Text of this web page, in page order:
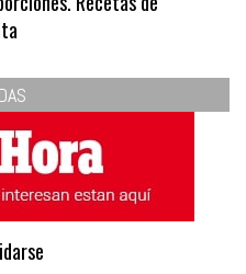
perfecta: respeta
Recetas de